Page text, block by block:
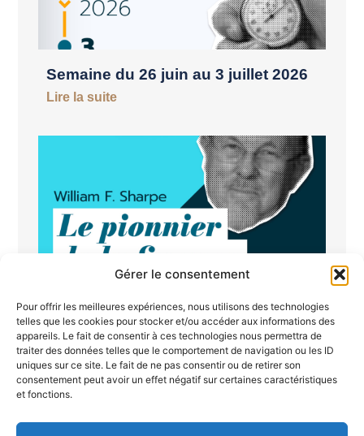
Gérer le consentement
Pour offrir les meilleures expériences, nous utilisons des technologies
telles que les cookies pour stocker et/ou accéder aux informations des
appareils. Le fait de consentir à ces technologies nous permettra de
traiter des données telles que le comportement de navigation ou les ID
uniques sur ce site. Le fait de ne pas consentir ou de retirer son
consentement peut avoir un effet négatif sur certaines caractéristiques
et fonctions.
Semaine du 26 juin au 3 juillet 2026
Lire la suite
William Sharpe : l’homme qui a
révolutionné la mesure du risque en
finance
Lire la suite